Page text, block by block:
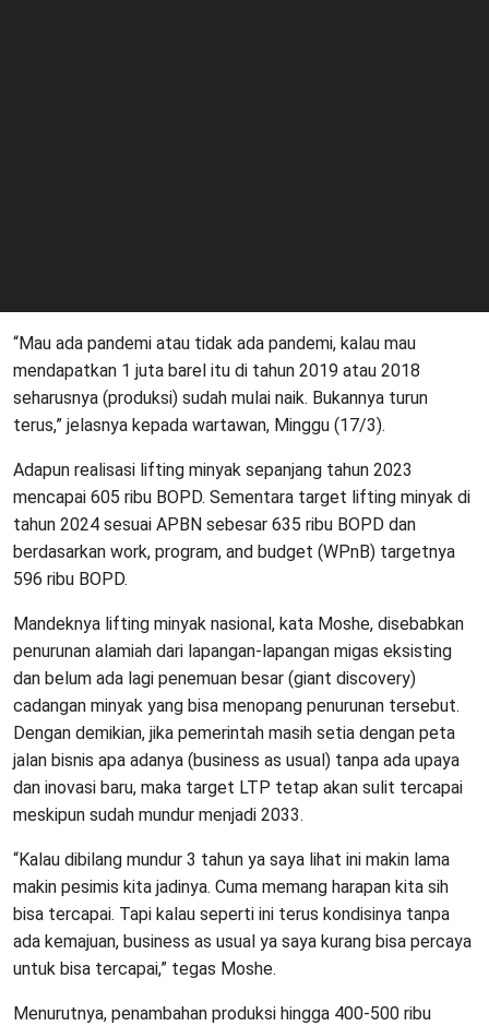
“Mau ada pandemi atau tidak ada pandemi, kalau mau
mendapatkan 1 juta barel itu di tahun 2019 atau 2018
seharusnya (produksi) sudah mulai naik. Bukannya turun
terus,” jelasnya kepada wartawan, Minggu (17/3).
Adapun realisasi lifting minyak sepanjang tahun 2023
mencapai 605 ribu BOPD. Sementara target lifting minyak di
tahun 2024 sesuai APBN sebesar 635 ribu BOPD dan
berdasarkan work, program, and budget (WPnB) targetnya
596 ribu BOPD.
Mandeknya lifting minyak nasional, kata Moshe, disebabkan
penurunan alamiah dari lapangan-lapangan migas eksisting
dan belum ada lagi penemuan besar (giant discovery)
cadangan minyak yang bisa menopang penurunan tersebut.
Dengan demikian, jika pemerintah masih setia dengan peta
jalan bisnis apa adanya (business as usual) tanpa ada upaya
dan inovasi baru, maka target LTP tetap akan sulit tercapai
meskipun sudah mundur menjadi 2033.
“Kalau dibilang mundur 3 tahun ya saya lihat ini makin lama
makin pesimis kita jadinya. Cuma memang harapan kita sih
bisa tercapai. Tapi kalau seperti ini terus kondisinya tanpa
ada kemajuan, business as usual ya saya kurang bisa percaya
untuk bisa tercapai,” tegas Moshe.
Menurutnya, penambahan produksi hingga 400-500 ribu